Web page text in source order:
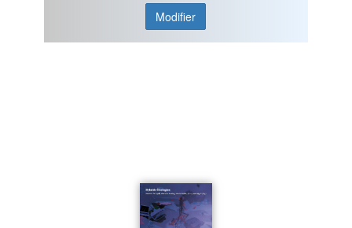
Modifier